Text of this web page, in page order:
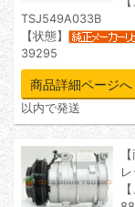
TSJ549A033B
【状態】
39295
商品詳細ページへ
以内で発送